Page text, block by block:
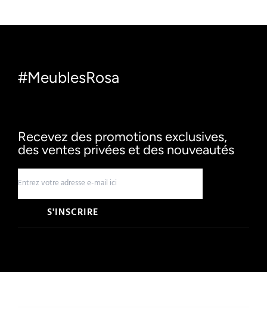
#MeublesRosa
Recevez des promotions exclusives,
des ventes privées et des nouveautés
S'INSCRIRE